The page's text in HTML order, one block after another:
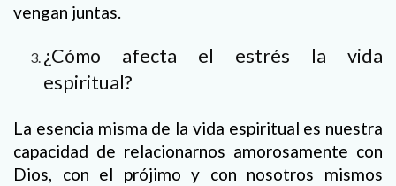
vengan juntas.
¿Cómo afecta el estrés la vida
espiritual?
La esencia misma de la vida espiritual es nuestra
capacidad de relacionarnos amorosamente con
Dios, con el prójimo y con nosotros mismos